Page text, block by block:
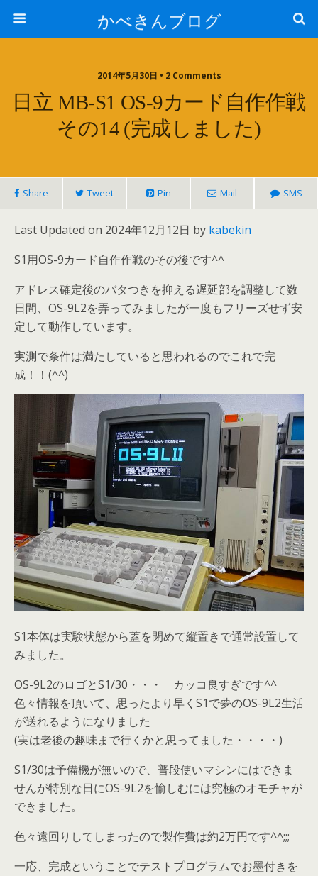
かべきんブログ
2014年5月30日 • 2 Comments
日立 MB-S1 OS-9カード自作作戦
その14 (完成しました)
Share Tweet Pin Mail SMS
Last Updated on 2024年12月12日 by kabekin
S1用OS-9カード自作作戦のその後です^^
アドレス確定後のバタつきを抑える遅延部を調整して数
日間、OS-9L2を弄ってみましたが一度もフリーズせず安
定して動作しています。
実測で条件は満たしていると思われるのでこれで完
成！！(^^)
S1本体は実験状態から蓋を閉めて縦置きで通常設置して
みました。
OS-9L2のロゴとS1/30・・・ カッコ良すぎです^^
色々情報を頂いて、思ったより早くS1で夢のOS-9L2生活
が送れるようになりました
(実は老後の趣味まで行くかと思ってました・・・・)
S1/30は予備機が無いので、普段使いマシンにはできま
せんが特別な日にOS-9L2を愉しむには究極のオモチャが
できました。
色々遠回りしてしまったので製作費は約2万円です^^;;;
一応、完成ということでテストプログラムでお墨付きを